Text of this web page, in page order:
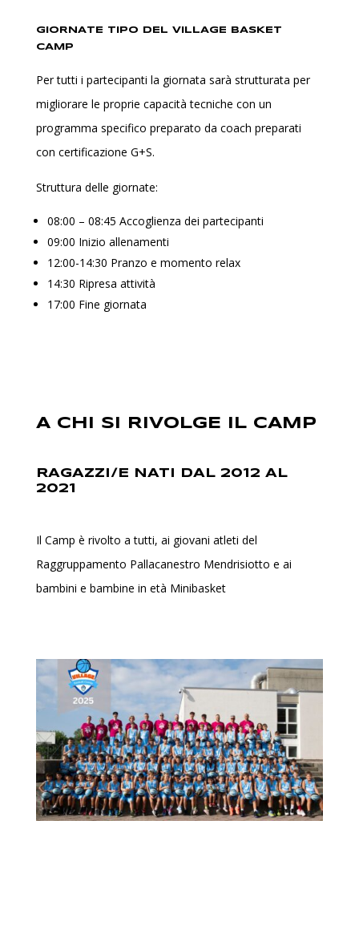
GIORNATE TIPO DEL VILLAGE BASKET
CAMP
Per tutti i partecipanti la giornata sarà strutturata per
migliorare le proprie capacità tecniche con un
programma specifico preparato da coach preparati
con certificazione G+S.
Struttura delle giornate:
08:00 – 08:45 Accoglienza dei partecipanti
09:00 Inizio allenamenti
12:00-14:30 Pranzo e momento relax
14:30 Ripresa attività
17:00 Fine giornata
A CHI SI RIVOLGE IL CAMP
RAGAZZI/E NATI DAL 2012 AL
2021
Il Camp è rivolto a tutti, ai giovani atleti del
Raggruppamento Pallacanestro Mendrisiotto e ai
bambini e bambine in età Minibasket